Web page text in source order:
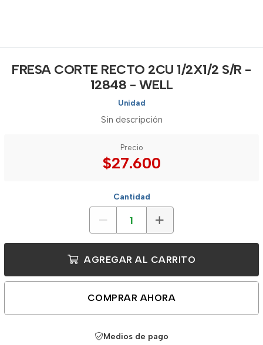
FRESA CORTE RECTO 2CU 1/2X1/2 S/R -
12848 - WELL
Unidad
Sin descripción
Precio
$27.600
Cantidad
AGREGAR AL CARRITO
COMPRAR AHORA
Medios de pago